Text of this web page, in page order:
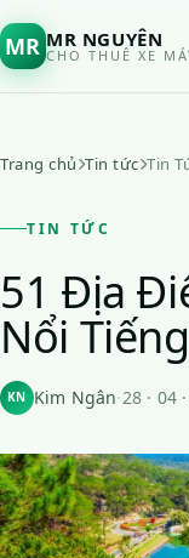
MR MR NGUYÊN
CHO THUÊ XE
Trang chủ Tin tức Tin
TIN TỨC
51 Địa
Nổi
KN Kim Ngân·28 · 04